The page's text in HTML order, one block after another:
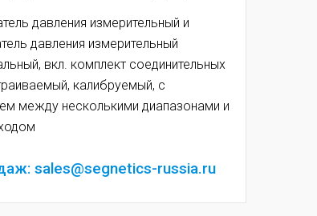
давления измерительный и
давления измерительный
вкл. комплект соединительных
калибруемый, с
между несколькими диапазонами и
sales@segnetics-russia.ru